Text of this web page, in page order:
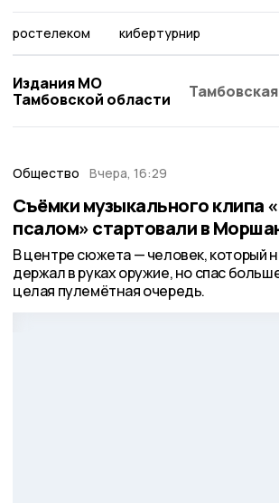
ростелеком кибертурнир
Издания МО
Тамбовской области
Общество Вчера, 16:29
Съёмки музыкального клипа
псалом» стартовали в
В центре сюжета — человек, который
держал в руках оружие, но спас
целая пулемётная очередь.